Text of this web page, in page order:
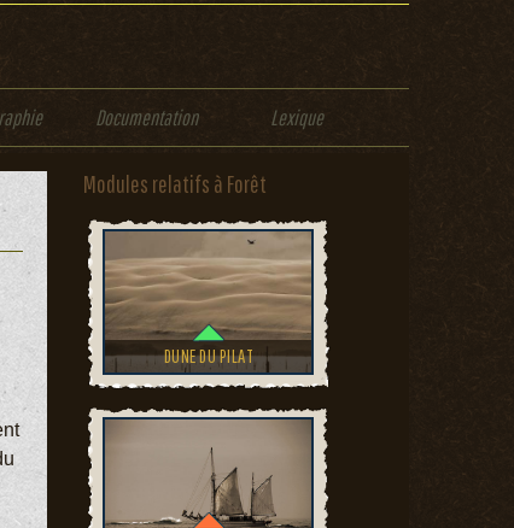
Documentation Lexique
Modules relatifs à Forêt
DUNE DU PILAT